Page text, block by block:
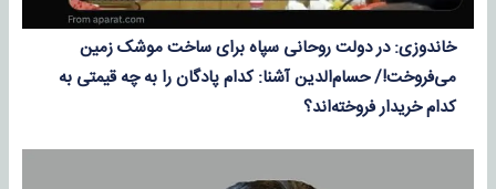
خاندوزی: در دولت روحانی سپاه برای ساخت موشک زمین
می‌فروخت!/ حسام‌الدین آشنا: کدام پادگان را به چه قیمتی به
کدام خریدار فروخته‌اند؟